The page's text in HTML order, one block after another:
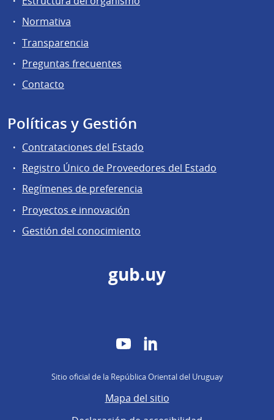
Normativa
Transparencia
Preguntas frecuentes
Contacto
Políticas y Gestión
Contrataciones del Estado
Registro Único de Proveedores del Estado
Regímenes de preferencia
Proyectos e innovación
Gestión del conocimiento
gub.uy
YouTube
Sitio oficial de la República Oriental del Uruguay
Mapa del sitio